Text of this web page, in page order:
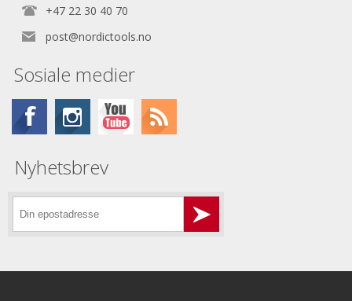
+47 22 30 40 70
post@nordictools.no
Sosiale medier
Nyhetsbrev